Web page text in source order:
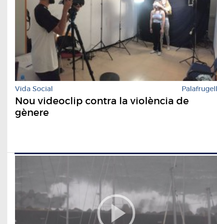
Vida Social Palafrugell
Nou videoclip contra la violència de
gènere